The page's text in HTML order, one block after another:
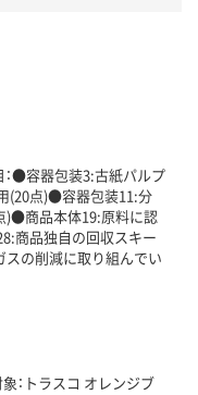
●容器包装3:古紙パルプ
(20点)●容器包装11:分
)●商品本体19:原料に認
商品独自の回収スキー
の削減に取り組んでい
：トラスコ オレンジブ